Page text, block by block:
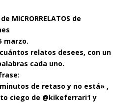
MICRORRELATOS de
marzo.
relatos desees, con un
cada uno.
de retaso y no está» ,
ciego de @kikeferrari1 y